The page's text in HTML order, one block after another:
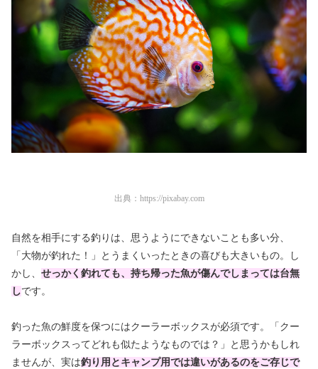
出典： https://pixabay.com
自然を相手にする釣りは、思うようにできないことも多い分、
「大物が釣れた！」とうまくいったときの喜びも大きいもの。し
かし、 せっかく釣れても、持ち帰った魚が傷んでしまっては台無
しです。
釣った魚の鮮度を保つにはクーラーボックスが必須です。「クー
ラーボックスってどれも似たようなものでは？」と思うかもしれ
ませんが、実は釣り用とキャンプ用では違いがあるのをご存じで